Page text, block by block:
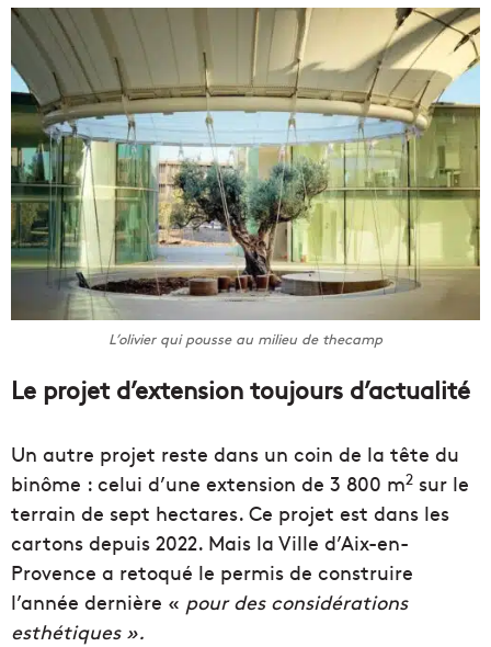
L’olivier qui pousse au milieu de thecamp
Le projet d’extension toujours d’actualité
Un autre projet reste dans un coin de la tête du
binôme : celui d’une extension de 3 800 m2 sur le
terrain de sept hectares. Ce projet est dans les
cartons depuis 2022. Mais la Ville d’Aix-en-
Provence a retoqué le permis de construire
l’année dernière « pour des considérations
esthétiques ».